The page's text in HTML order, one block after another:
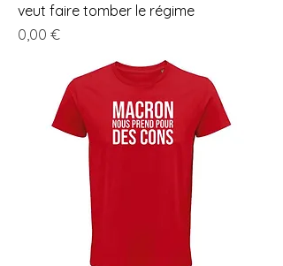
veut faire tomber le régime
Prix
0,00 €